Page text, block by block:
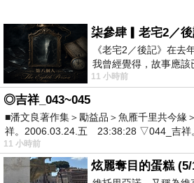
柒參肆▎老宅2／
《老宅2／後記》在去
我曾經覺得，故事應
震中倒塌，七個人終於
11 小時前
◎吉祥_043~045
■潘文良著作集＞勵益品＞魚雁千里共今
祥。2006.03.24.五 23:38:28 ▽044_吉
11 小時前
炫麗奪目的蛋糕 (5/